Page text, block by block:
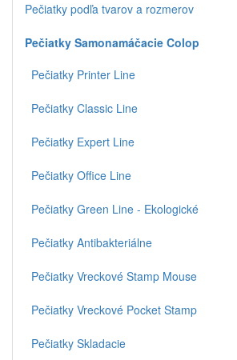
Pečiatky podľa tvarov a rozmerov
Pečiatky Samonamáčacie Colop
Pečiatky Printer Line
Pečiatky Classic Line
Pečiatky Expert Line
Pečiatky Office Line
Pečiatky Green Line - Ekologické
Pečiatky Antibakteriálne
Pečiatky Vreckové Stamp Mouse
Pečiatky Vreckové Pocket Stamp
Pečiatky Skladacie